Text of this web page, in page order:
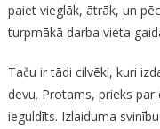
paiet vieglāk, ātrāk, un
turpmākā darba vieta
Taču ir tādi cilvēki, kuri
devu. Protams, prieks
ieguldīts. Izlaiduma